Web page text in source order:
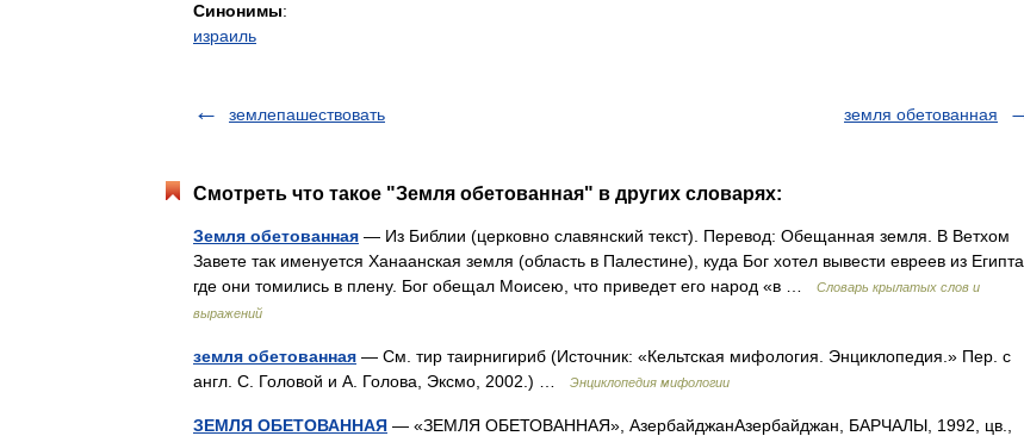
Синонимы:
израиль
землепашествовать земля обетованная
Смотреть что такое "Земля обетованная" в других словарях:
Земля обетованная — Из Библии (церковно славянский текст). Перевод: Обещанная земля. В Ветхом
Завете так именуется Ханаанская земля (область в Палестине), куда Бог хотел вывести евреев из Египта,
где они томились в плену. Бог обещал Моисею, что приведет его народ «в …
Словарь крылатых слов и
выражений
земля обетованная — См. тир таирнигириб (Источник: «Кельтская мифология. Энциклопедия.» Пер. с
англ. С. Головой и А. Голова, Эксмо, 2002.) …
Энциклопедия мифологии
ЗЕМЛЯ ОБЕТОВАННАЯ — «ЗЕМЛЯ ОБЕТОВАННАЯ», АзербайджанАзербайджан, БАРЧАЛЫ, 1992, цв.,